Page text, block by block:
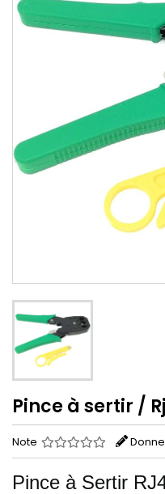
Pince à sertir /
Note
Pince à Sertir